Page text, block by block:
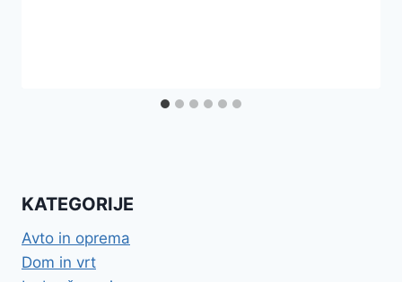
KATEGORIJE
Avto in oprema
Dom in vrt